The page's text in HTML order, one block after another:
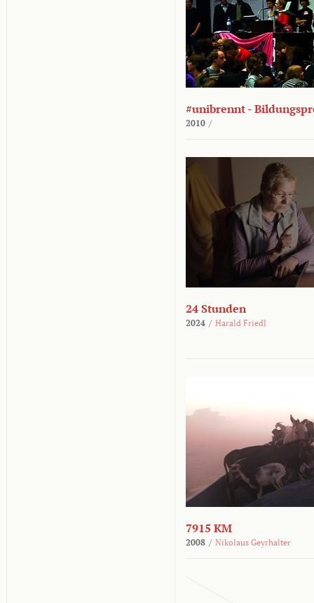
#unibrennt -
2010 /
24 Stunden
2024 / Harald Friedl
7915 KM
2008 / Nikolaus Geyrhalter